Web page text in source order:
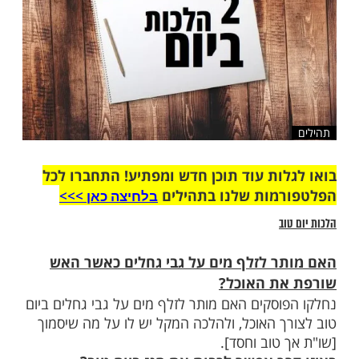
עוד תוכן חדש ומפתיע! התחברו לכל
שלנו בתהיליםבלחיצה כאן >>>​